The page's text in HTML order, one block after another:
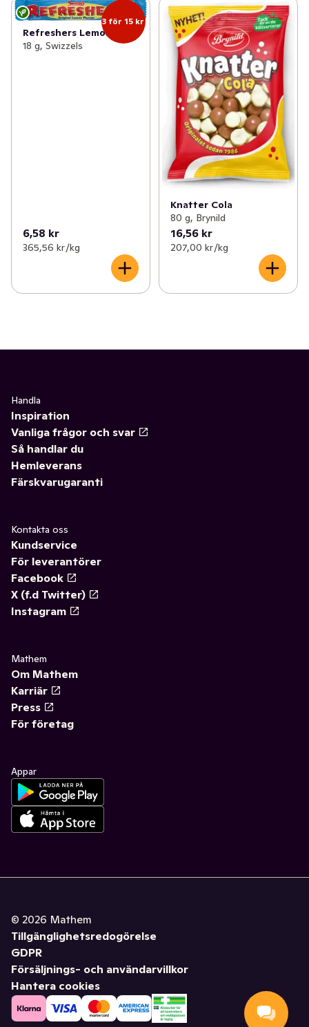
3 för 15 kr
Refreshers Lemon
18 g, Swizzels
6,58 kr
365,56 kr /kg
Knatter Cola
80 g, Brynild
16,56 kr
207,00 kr /kg
Handla
Inspiration
Vanliga frågor och svar
Så handlar du
Hemleverans
Färskvarugaranti
Kontakta oss
Kundservice
För leverantörer
Facebook
X (f.d Twitter)
Instagram
Mathem
Om Mathem
Karriär
Press
För företag
Appar
© 2026 Mathem
Tillgänglighetsredogörelse
GDPR
Försäljnings- och användarvillkor
Hantera cookies